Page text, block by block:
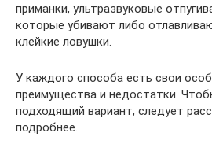
приманки, ультразвуковые
которые убивают либо
клейкие ловушки.
У каждого способа есть свои
преимущества и недостатки.
подходящий вариант, следует
подробнее.